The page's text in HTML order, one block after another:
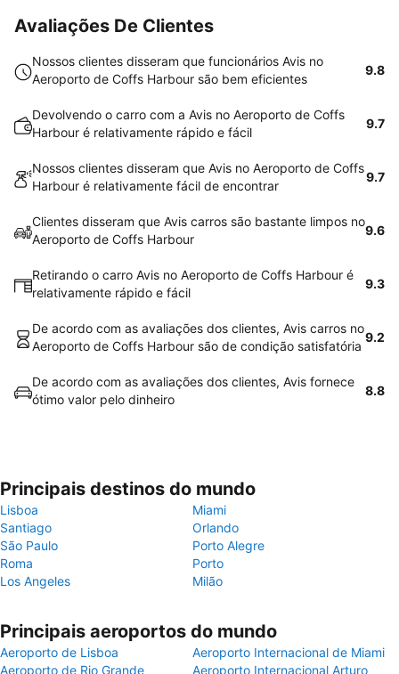
Avaliações De Clientes
Nossos clientes disseram que funcionários Avis no
Aeroporto de Coffs Harbour são bem eficientes
9.8
Devolvendo o carro com a Avis no Aeroporto de Coffs
Harbour é relativamente rápido e fácil
9.7
Nossos clientes disseram que Avis no Aeroporto de Coffs
Harbour é relativamente fácil de encontrar
9.7
Clientes disseram que Avis carros são bastante limpos no
Aeroporto de Coffs Harbour
9.6
Retirando o carro Avis no Aeroporto de Coffs Harbour é
relativamente rápido e fácil
9.3
De acordo com as avaliações dos clientes, Avis carros no
Aeroporto de Coffs Harbour são de condição satisfatória
9.2
De acordo com as avaliações dos clientes, Avis fornece
ótimo valor pelo dinheiro
8.8
Principais destinos do mundo
Lisboa
Miami
Santiago
Orlando
São Paulo
Porto Alegre
Roma
Porto
Los Angeles
Milão
Principais aeroportos do mundo
Aeroporto de Lisboa
Aeroporto Internacional de Miami
Aeroporto de Rio Grande
Aeroporto Internacional Arturo